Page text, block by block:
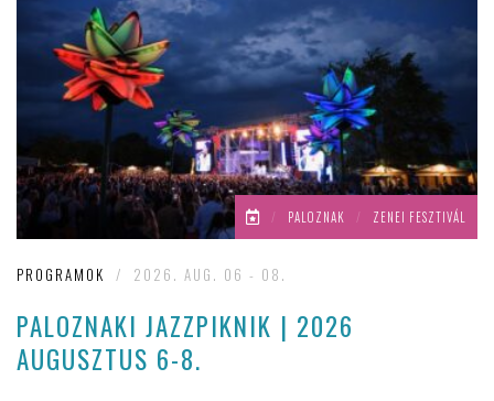
/ PALOZNAK / ZENEI FESZTIVÁL
PROGRAMOK / 2026. AUG. 06 - 08.
PALOZNAKI JAZZPIKNIK | 2026
AUGUSZTUS 6-8.